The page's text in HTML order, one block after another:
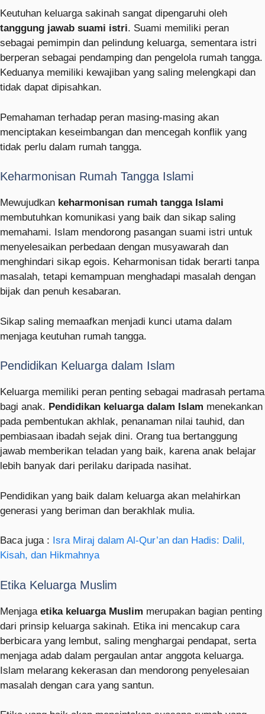
Keutuhan keluarga sakinah sangat dipengaruhi oleh
tanggung jawab suami istri. Suami memiliki peran
sebagai pemimpin dan pelindung keluarga, sementara istri
berperan sebagai pendamping dan pengelola rumah tangga.
Keduanya memiliki kewajiban yang saling melengkapi dan
tidak dapat dipisahkan.
Pemahaman terhadap peran masing-masing akan
menciptakan keseimbangan dan mencegah konflik yang
tidak perlu dalam rumah tangga.
Keharmonisan Rumah Tangga Islami
Mewujudkan keharmonisan rumah tangga Islami
membutuhkan komunikasi yang baik dan sikap saling
memahami. Islam mendorong pasangan suami istri untuk
menyelesaikan perbedaan dengan musyawarah dan
menghindari sikap egois. Keharmonisan tidak berarti tanpa
masalah, tetapi kemampuan menghadapi masalah dengan
bijak dan penuh kesabaran.
Sikap saling memaafkan menjadi kunci utama dalam
menjaga keutuhan rumah tangga.
Pendidikan Keluarga dalam Islam
Keluarga memiliki peran penting sebagai madrasah pertama
bagi anak. Pendidikan keluarga dalam Islam menekankan
pada pembentukan akhlak, penanaman nilai tauhid, dan
pembiasaan ibadah sejak dini. Orang tua bertanggung
jawab memberikan teladan yang baik, karena anak belajar
lebih banyak dari perilaku daripada nasihat.
Pendidikan yang baik dalam keluarga akan melahirkan
generasi yang beriman dan berakhlak mulia.
Baca juga : Isra Miraj dalam Al-Qur’an dan Hadis: Dalil,
Kisah, dan Hikmahnya
Etika Keluarga Muslim
Menjaga etika keluarga Muslim merupakan bagian penting
dari prinsip keluarga sakinah. Etika ini mencakup cara
berbicara yang lembut, saling menghargai pendapat, serta
menjaga adab dalam pergaulan antar anggota keluarga.
Islam melarang kekerasan dan mendorong penyelesaian
masalah dengan cara yang santun.